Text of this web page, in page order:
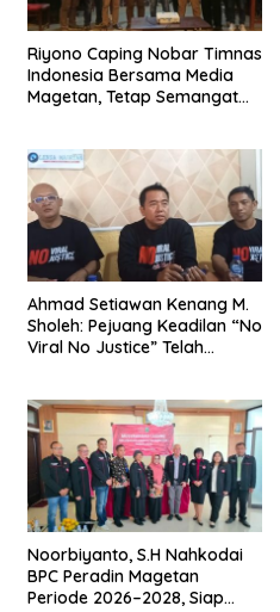
Riyono Caping Nobar Timnas
Indonesia Bersama Media
Magetan, Tetap Semangat
Ahmad Setiawan Kenang M.
Sholeh: Pejuang Keadilan “No
Viral No Justice” Telah
Noorbiyanto, S.H Nahkodai
BPC Peradin Magetan
Periode 2026–2028, Siap